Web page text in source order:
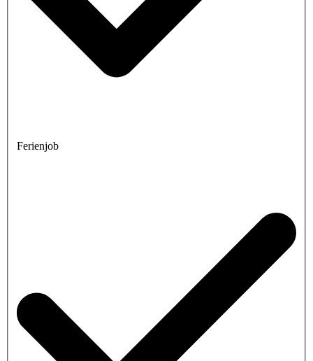
Ferienjob